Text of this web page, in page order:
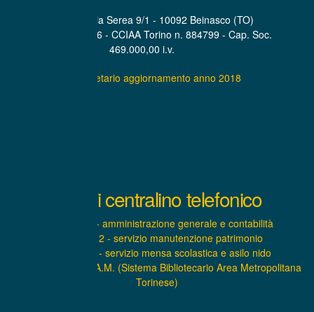
Sede Legale Via Serea 9/1 - 10092 Beinasco (TO)
P.IVA. 07319600016 - CCIAA Torino n. 884799 - Cap. Soc.
469.000,00 i.v.
Statuto societario aggiornamento anno 2018
Interni centralino telefonico
INTERNO 1 - amministrazione generale e contabilità
INTERNO 2 - servizio manutenzione patrimonio
INTERNO 3 - servizio mensa scolastica e asilo nido
INTERNO 4 – S.B.A.M. (Sistema Bibliotecario Area Metropolitana
Torinese)